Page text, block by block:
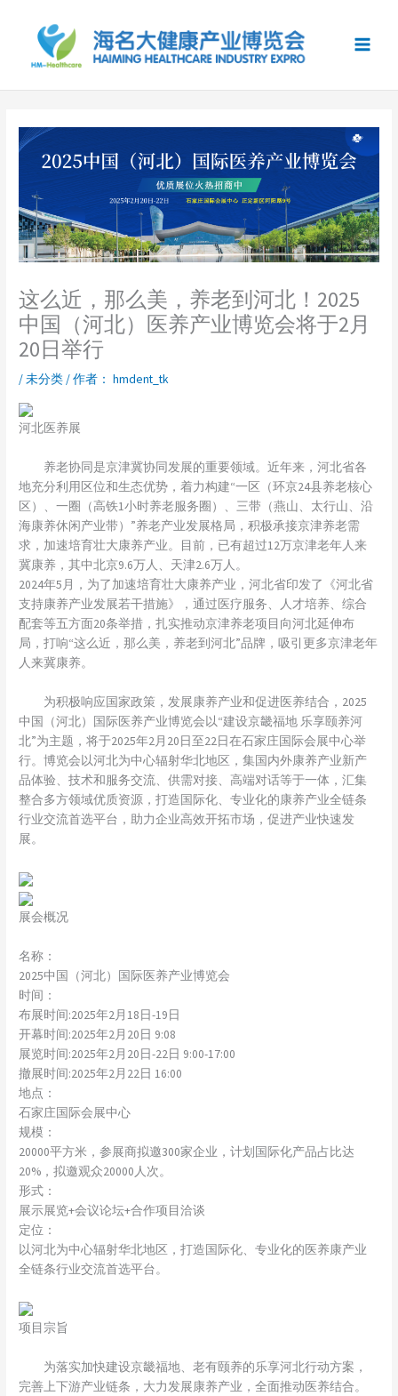
这么近，那么美，养老到河北！2025
中国（河北）医养产业博览会将于2月
20日举行
/未分类/ 作者： hmdent_tk
河北医养展
养老协同是京津冀协同发展的重要领域。近年来，河北省各
地充分利用区位和生态优势，着力构建“一区（环京24县养老核心
区）、一圈（高铁1小时养老服务圈）、三带（燕山、太行山、沿
海康养休闲产业带）”养老产业发展格局，积极承接京津养老需
求，加速培育壮大康养产业。目前，已有超过12万京津老年人来
冀康养，其中北京9.6万人、天津2.6万人。
2024年5月，为了加速培育壮大康养产业，河北省印发了《河北省
支持康养产业发展若干措施》，通过医疗服务、人才培养、综合
配套等五方面20条举措，扎实推动京津养老项目向河北延伸布
局，打响“这么近，那么美，养老到河北”品牌，吸引更多京津老年
人来冀康养。
为积极响应国家政策，发展康养产业和促进医养结合，2025
中国（河北）国际医养产业博览会以“建设京畿福地 乐享颐养河
北”为主题，将于2025年2月20日至22日在石家庄国际会展中心举
行。博览会以河北为中心辐射华北地区，集国内外康养产业新产
品体验、技术和服务交流、供需对接、高端对话等于一体，汇集
整合多方领域优质资源，打造国际化、专业化的康养产业全链条
行业交流首选平台，助力企业高效开拓市场，促进产业快速发
展。
展会概况
名称：
2025中国（河北）国际医养产业博览会
时间：
布展时间:2025年2月18日-19日
开幕时间:2025年2月20日 9:08
展览时间:2025年2月20日-22日 9:00-17:00
撤展时间:2025年2月22日 16:00
地点：
石家庄国际会展中心
规模：
20000平方米，参展商拟邀300家企业，计划国际化产品占比达
20%，拟邀观众20000人次。
形式：
展示展览+会议论坛+合作项目洽谈
定位：
以河北为中心辐射华北地区，打造国际化、专业化的医养康产业
全链条行业交流首选平台。
项目宗旨
为落实加快建设京畿福地、老有颐养的乐享河北行动方案，
完善上下游产业链条，大力发展康养产业，全面推动医养结合。